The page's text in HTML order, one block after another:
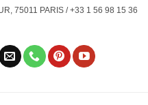
75011 PARIS / +33 1 56 98 15 36